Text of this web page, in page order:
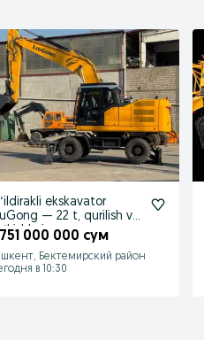
ekskavator
— 22 t, qurilish va
ishlari
751 000 000 сум
Бектемирский район
в 10:30